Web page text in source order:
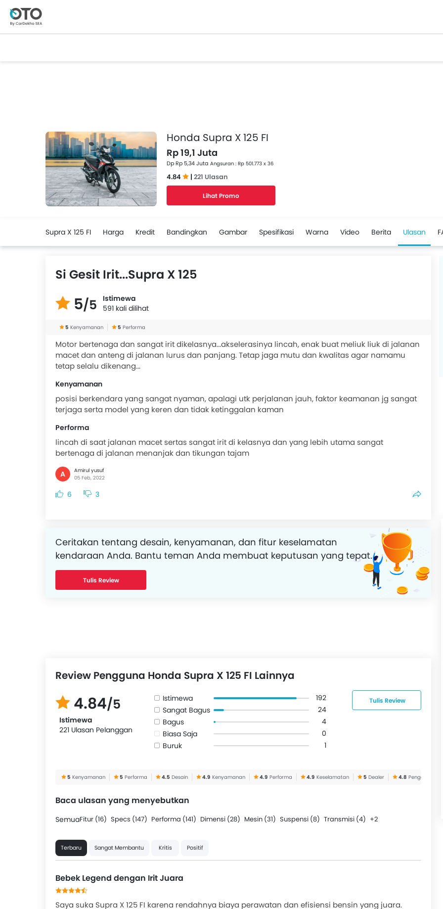
Honda Supra X 125 FI
Rp 19,1 Juta
Dp Rp 5,34 Juta Angsuran : Rp 501.773 x 36
4.84 | 221 Ulasan
Lihat Promo
Supra X 125 FI Harga Kredit Bandingkan Gambar Spesifikasi Warna Video Berita Ulasan
Si Gesit Irit...Supra X 125
5/5
Istimewa
591 kali dilihat
5 Kenyamanan 5 Performa
Motor bertenaga dan sangat irit dikelasnya...akselerasinya lincah, enak buat meliuk liuk di jalanan
macet dan anteng di jalanan lurus dan panjang. Tetap jaga mutu dan kwalitas agar namamu
tetap selalu dikenang...
Kenyamanan
posisi berkendara yang sangat nyaman, apalagi utk perjalanan jauh, faktor keamanan jg sangat
terjaga serta model yang keren dan tidak ketinggalan kaman
Performa
lincah di saat jalanan macet sertas sangat irit di kelasnya dan yang lebih utama sangat
bertenaga di jalanan menanjak dan tikungan tajam
A
Amirul yusuf
05 Feb, 2022
6 3
Ceritakan tentang desain, kenyamanan, dan fitur keselamatan
kendaraan Anda. Bantu teman Anda membuat keputusan yang tepat.
Tulis Review
Review Pengguna Honda Supra X 125 FI Lainnya
Tulis Review
4.84/5
Istimewa
221 Ulasan Pelanggan
5 Kenyamanan 5 Performa 4.5 Desain 4.9 Kenyamanan 4.9 Performa 4.9 Keselamatan 5 Dealer 4.8 Pengalaman
Istimewa
192
Sangat Bagus
24
Bagus
4
Biasa Saja
0
Buruk
1
Baca ulasan yang menyebutkan
SemuaFitur (16) Specs (147) Performa (141) Dimensi (28) Mesin (31) Suspensi (8) Transmisi (4) +2
Terbaru Sangat Membantu Kritis Positif
Bebek Legend dengan Irit Juara
Saya suka Supra X 125 FI karena rendahnya biaya perawatan dan efisiensi bensin yang juara.